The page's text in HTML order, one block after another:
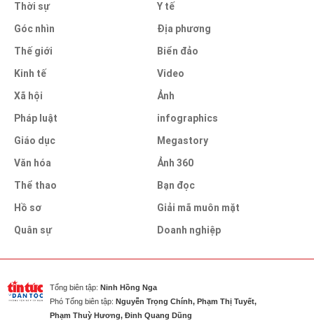
Thời sự
Góc nhìn
Thế giới
Kinh tế
Xã hội
Pháp luật
Giáo dục
Văn hóa
Thể thao
Hồ sơ
Quân sự
Y tế
Địa phương
Biển đảo
Video
Ảnh
infographics
Megastory
Ảnh 360
Bạn đọc
Giải mã muôn mặt
Doanh nghiệp
Tổng biên tập: Ninh Hồng Nga
Phó Tổng biên tập: Nguyễn Trọng Chính, Phạm Thị Tuyết,
Phạm Thuỳ Hương, Đinh Quang Dũng